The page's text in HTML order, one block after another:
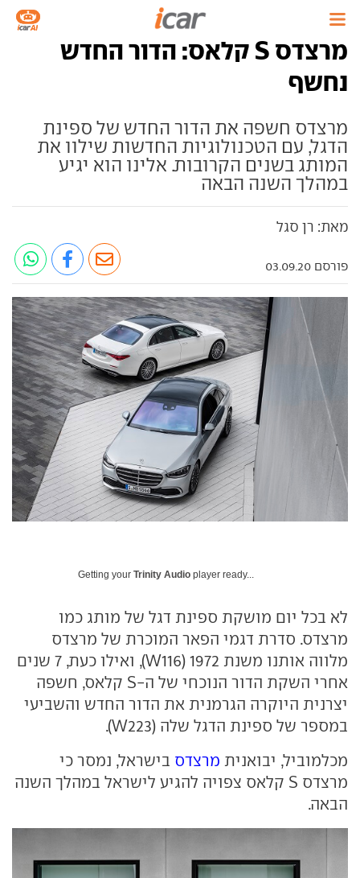
מרצדס S קלאס: הדור החדש
נחשף
מרצדס חשפה את הדור החדש של ספינת
הדגל, עם הטכנולוגיות החדשות שילוו את
המותג בשנים הקרובות. אלינו הוא יגיע
במהלך השנה הבאה
מאת: רן סגל
פורסם 03.09.20
Getting your Trinity Audio player ready...
לא בכל יום מושקת ספינת דגל של מותג כמו
מרצדס. סדרת דגמי הפאר המוכרת של מרצדס
מלווה אותנו משנת 1972 (W116), ואילו כעת, 7 שנים
אחרי השקת הדור הנוכחי של ה-S קלאס, חשפה
יצרנית היוקרה הגרמנית את הדור החדש והשביעי
במספר של ספינת הדגל שלה (W223).
מכלמוביל, יבואנית מרצדס בישראל, נמסר כי
מרצדס S קלאס צפויה להגיע לישראל במהלך השנה
הבאה.